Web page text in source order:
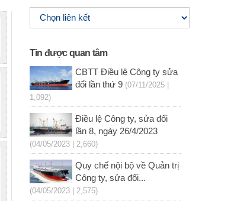
Tin được quan tâm
CBTT Điều lệ Công ty sửa
đổi lần thứ 9 (07/11/2025 |
1,092)
Điều lệ Công ty, sửa đổi
lần 8, ngày 26/4/2023
(04/05/2023 | 2,660)
Quy chế nội bộ về Quản trị
Công ty, sửa đổi...
(04/05/2023 | 2,575)